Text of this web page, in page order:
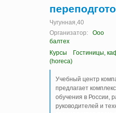
Чугунная,40
Организатор:
Ооо
балтех
Курсы
Гостиницы,
(horeca)
Учебный центр
предлагает
обучения в России,
руководителей и